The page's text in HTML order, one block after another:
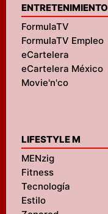
ENTRETENIMIENTO
FormulaTV
FormulaTV Empleo
eCartelera
eCartelera México
Movie'n'co
LIFESTYLE M
MENzig
Fitness
Tecnología
Estilo